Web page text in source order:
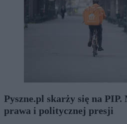
Pyszne.pl skarży się na PIP.
prawa i politycznej presji